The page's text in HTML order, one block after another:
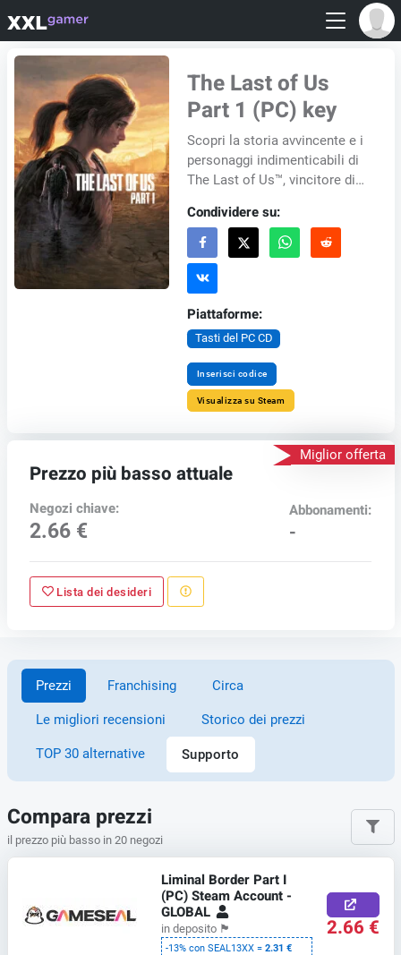
The Last of Us
Part 1 (PC) key
Scopri la storia avvincente e i
personaggi indimenticabili di
The Last of Us™, vincitore di
dell'anno. Ambientata in un
mondo po...
Condividere su:
Piattaforme:
Tasti del PC CD
Inserisci codice
Visualizza su Steam
Miglior offerta
Prezzo più basso attuale
Negozi chiave:
2.66 €
Abbonamenti:
-
Lista dei desideri
Prezzi Franchising Circa
Le migliori recensioni Storico dei prezzi
TOP 30 alternative Supporto
Compara prezzi
il prezzo più basso in 20 negozi
Liminal Border Part I
(PC) Steam Account -
GLOBAL
in deposito 🏴
-13% con SEAL13XX =2.31 €
2.66 €